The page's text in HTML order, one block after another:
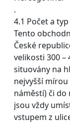
.
4.1 Počet a
Tento
České
velikosti 300 –
situovány na
nejvyšší
náměstí) či do
jsou vždy
vstupem z